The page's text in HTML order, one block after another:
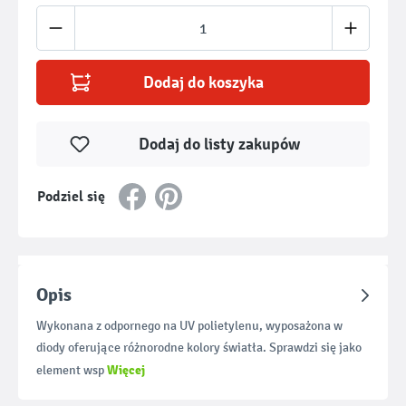
Ilość produktu: Wprowadź żądaną ilość
Dodaj do koszyka
Podziel się
Dodaj do listy zakupów
Opis
Wykonana z odpornego na UV polietylenu, wyposażona w
diody oferujące różnorodne kolory światła. Sprawdzi się jako
element wspWięcej